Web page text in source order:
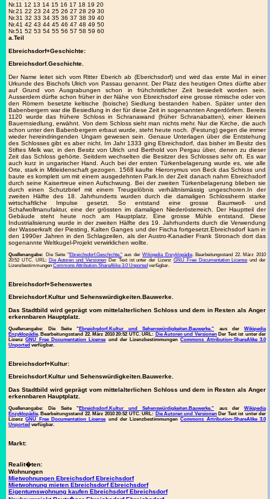
Nr.11 12 13 14 15 16 17 18 19 20
Nr.21 22 23 24 25 26 27 28 29 30
Nr.31 32 33 34 35 36 37 38 39 40
Nr.41 42 43 44 45 46 47 48 49 50
Nr.51 52 53 54 55 56 57 58 59 60
a.Teil
Ebreichsdorf+Geschichte:
Ebreichsdorf.Geschichte.
Der Name leitet sich vom Ritter Eberich ab (Eberichsdorf) und wird das erste Mal in einer
Urkunde des Bischofs Ulrich von Passau genannt. Der Platz des heutigen Ortes dürfte aber
auf Grund von Ausgrabungen schon in frühchristlicher Zeit besiedelt worden sein.
Ausserdem dürfte schon früher in der Nähe von Ebreichsdorf eine grosse römische oder von
den Römern besetzte keltische (boische) Siedlung bestanden haben. Später unter den
Babenbergern war die Besiedlung in der für diese Zeit in sogenannten Angerdörfern. Bereits
1120 wurde das frühere Schloss in Schranawand (früher Schranabatten), einer kleinen
Bauernsiedlung, erwähnt. Von dem Schloss sieht man nichts mehr. Nur die Kirche, die auch
schon unter den Babenbergern erbaut wurde, steht heute noch. (Festung) gegen die immer
wieder hereindringenden Ungarn gewesen sein. Genaue Unterlagen über die Entstehung
des Schlosses gibt es aber nicht. Im Jahr 1333 ging Ebreichsdorf, das bisher im Besitz des
Stiftes Melk war, in den Besitz von Ulrich und Berthold von Pergau über, denen zu dieser
Zeit das Schloss gehörte. Seitdem wechselten die Besitzer des Schlosses sehr oft. Es war
auch kurz in ungarischer Hand. Auch bei der ersten Türkenbelagerung wurde es, wie alle
Orte, stark in Mitleidenschaft gezogen. 1568 kaufte Hieronymus von Beck das Schloss und
baute es komplett um mit einem ausgedehnten Park.In der Zeit danach nahm Ebreichsdorf
durch seine Kaisertreue einen Aufschwung. Bei der zweiten Türkenbelagerung blieben sie
durch einen Schutzbrief mit einem Treugelöbnis verhältnismässig ungeschoren.In der
zweiten Hälfte des 18. Jahrhunderts wurden durch die damaligen Schlossherrn starke
wirtschaftliche Impulse gesetzt. So entstand eine grosse Baumwoll- und
Schafwollmanufaktur, eine der grössten im damaligen Niederösterreich. Der Hauptteil der
Gebäude steht heute noch am Hauptplatz. Eine grosse Mühle entstand. Diese
Industrialisierung wurde in der zweiten Hälfte des 19. Jahrhunderts durch die Verwendung
der Wasserkraft der Piesting, Kalten Ganges und der Fischa fortgesetzt.Ebreichsdorf kam in
den 1990er Jahren in den Schlagzeilen, als der Austro-Kanadier Frank Stronach dort das
sogenannte Weltkugel-Projekt verwirklichen wollte.
Quellenangabe: Die Seite "Ebreichsdorf.Geschichte."aus derWikipedia Enzyklopädie. Bearbeitungsstand 22. März 2010
20:52 UTC. URL: Die Autoren und Versionen Der Text ist unter der Lizenz GNU Free Documentation License und der
Lizenzbestimmungen Commons Attribution-ShareAlike 3.0 Unported verfügbar.
Ebreichsdorf+Sehenswertes
Ebreichsdorf.Kultur und Sehenswürdigkeiten.Bauwerke.
Das Stadtbild wird geprägt vom mittelalterlichen Schloss und dem in Resten als Anger
erkennbaren Hauptplatz.
Quellenangabe: Die Seite "Ebreichsdorf.Kultur und Sehenswürdigkeiten.Bauwerke." aus der Wikipedia
Enzyklopädie. Bearbeitungsstand 22. März 2010 20:52 UTC. URL: Die Autoren und VersionenDer Text ist unter der
LizenzGNU Free Documentation Licenseund der LizenzbestimmungenCommons Attribution-ShareAlike 3.0
Unported verfügbar.
Ebreichsdorf+Kultur:
Ebreichsdorf.Kultur und Sehenswürdigkeiten.Bauwerke.
Das Stadtbild wird geprägt vom mittelalterlichen Schloss und dem in Resten als Anger
erkennbaren Hauptplatz.
Quellenangabe: Die Seite "Ebreichsdorf.Kultur und Sehenswürdigkeiten.Bauwerke." aus der Wikipedia
Enzyklopädie. Bearbeitungsstand 22. März 2010 20:52 UTC. URL: Die Autoren und VersionenDer Text ist unter der
LizenzGNU Free Documentation Licenseund der LizenzbestimmungenCommons Attribution-ShareAlike 3.0
Unported verfügbar.
Markt:
Realit�ten:
Wohnungen
Mietwohnungen Ebreichsdorf Ebreichsdorf
Mietwohnung mieten Ebreichsdorf Ebreichsdorf
Eigentumswohnung kaufen Ebreichsdorf Ebreichsdorf